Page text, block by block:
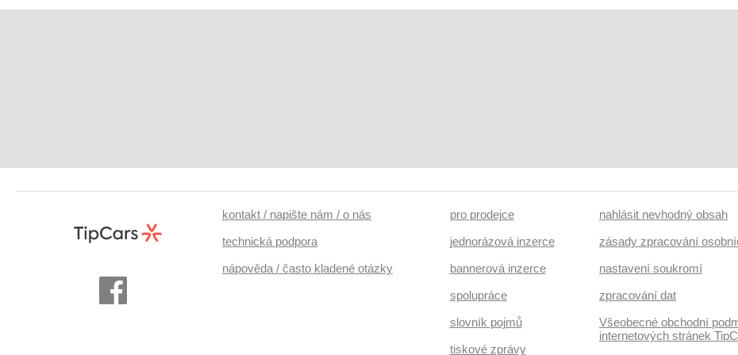
kontakt / napište nám / o nás
technická podpora
nápověda / často kladené otázky
pro prodejce
jednorázová inzerce
bannerová inzerce
spolupráce
slovník pojmů
tiskové zprávy
nahlásit nevhodný obsah
zásady zpracování
nastavení soukromí
zpracování dat
Všeobecné obchodní
internetových stránek